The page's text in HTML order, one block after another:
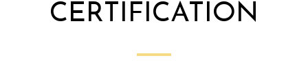
CERTIFICATION